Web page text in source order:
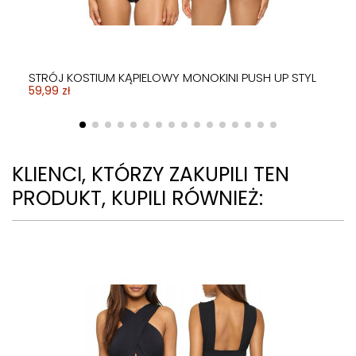
STRÓJ KOSTIUM KĄPIELOWY MONOKINI PUSH UP STYL
59,99 zł
KLIENCI, KTÓRZY ZAKUPILI TEN
PRODUKT, KUPILI RÓWNIEŻ: